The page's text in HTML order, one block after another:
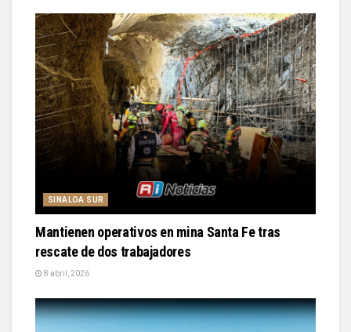
SINALOA SUR
Mantienen operativos en mina Santa Fe tras
rescate de dos trabajadores
8 abril, 2026